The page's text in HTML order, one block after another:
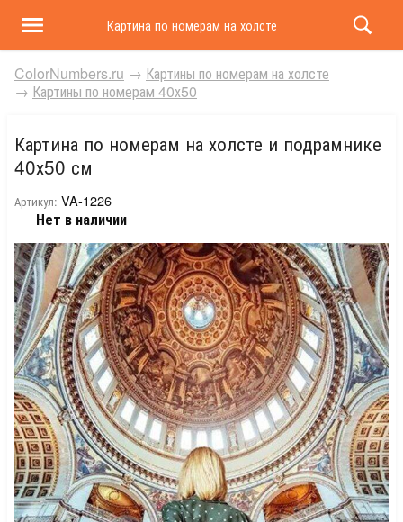
Картина по номерам на холсте и подрамнике 40х50
ColorNumbers.ru → Картины по номерам на холсте
→ Картины по номерам 40х50
Картина по номерам на холсте и подрамнике
40х50 см
Артикул: VA-1226
Нет в наличии